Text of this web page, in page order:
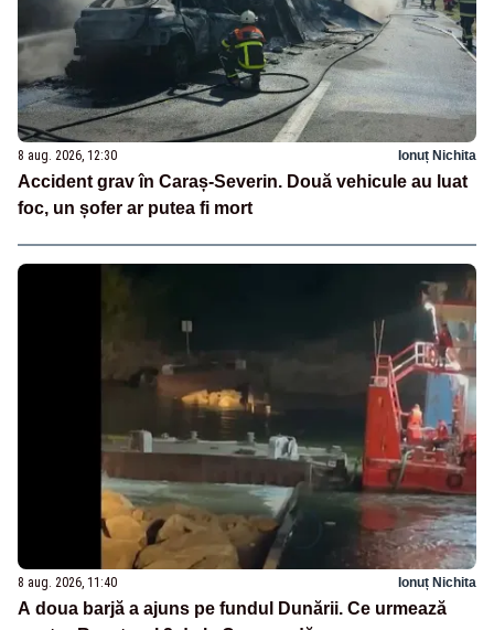
8 aug. 2026, 12:30 Ionuț Nichita
Accident grav în Caraș-Severin. Două vehicule au luat
foc, un șofer ar putea fi mort
8 aug. 2026, 11:40 Ionuț Nichita
A doua barjă a ajuns pe fundul Dunării. Ce urmează